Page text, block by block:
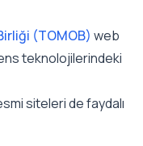
(TOMOB) web
teknolojilerindeki
siteleri de faydalı